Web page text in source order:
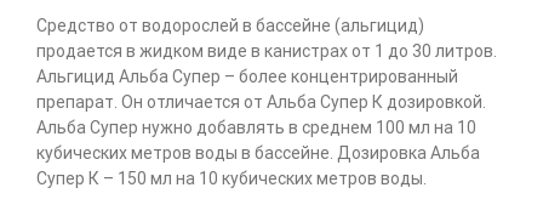
Средство от водорослей в бассейне (альгицид)
продается в жидком виде в канистрах от 1 до 30 литров.
Альгицид Альба Супер – более концентрированный
препарат. Он отличается от Альба Супер К дозировкой.
Альба Супер нужно добавлять в среднем 100 мл на 10
кубических метров воды в бассейне. Дозировка Альба
Супер К – 150 мл на 10 кубических метров воды.